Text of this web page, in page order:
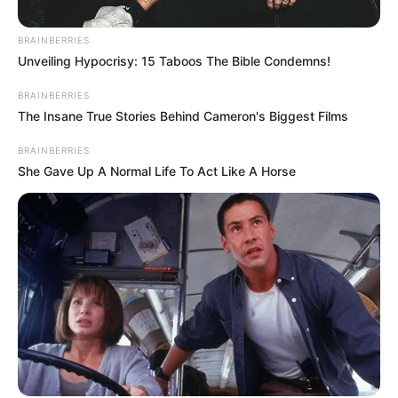
Freepik
Trámites ciudadanos
Por:
J. Adriana Pardo
Enero 10, 2025
BRAINBERRIES
Unveiling Hypocrisy: 15 Taboos The Bible Condemns!
BRAINBERRIES
The Insane True Stories Behind Cameron's Biggest Films
BRAINBERRIES
She Gave Up A Normal Life To Act Like A Horse